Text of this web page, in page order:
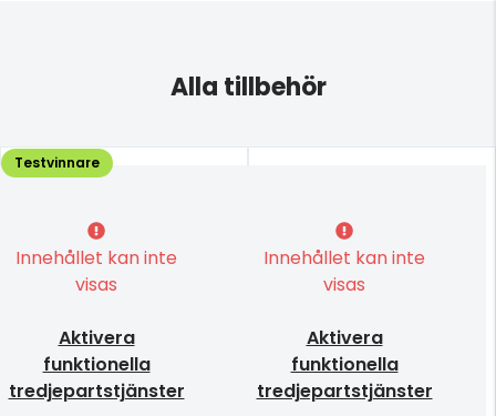
Alla tillbehör
Innehållet kan inte
visas
Aktivera
funktionella
tredjepartstjänster
Testvinnare
Innehållet kan inte
visas
Aktivera
funktionella
tredjepartstjänster